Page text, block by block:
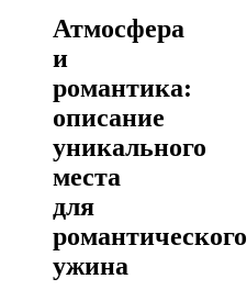
Атмосфера
и
романтика:
описание
уникального
места
для
романтического
ужина